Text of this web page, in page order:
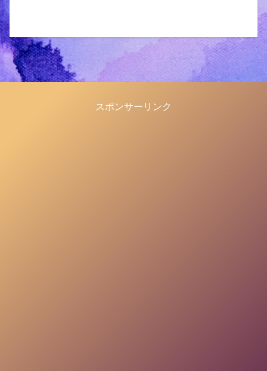
スポンサーリンク